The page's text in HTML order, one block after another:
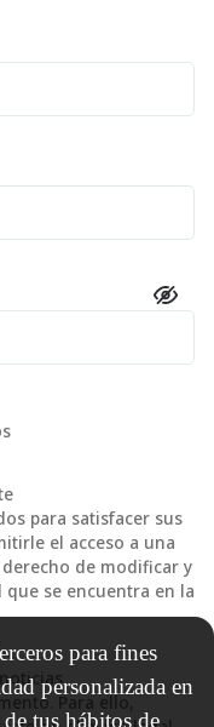
para satisfacer sus
el acceso a una
de modificar y
se encuentra en la
Para ello,
para fines
personalizada en
tus hábitos de